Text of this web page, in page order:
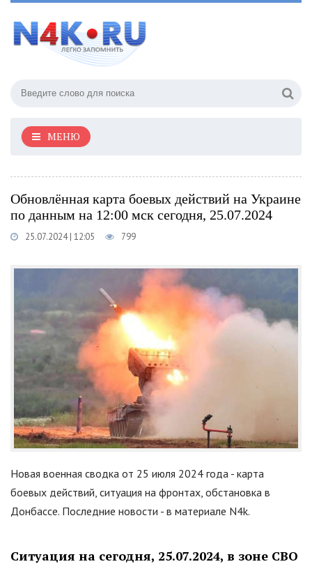
МЕНЮ
Обновлённая карта боевых действий на Украине
по данным на 12:00 мск сегодня, 25.07.2024
25.07.2024 | 12:05 799
Новая военная сводка от 25 июля 2024 года - карта
боевых действий, ситуация на фронтах, обстановка в
Донбассе. Последние новости - в материале N4k.
Ситуация на сегодня, 25.07.2024, в зоне СВО